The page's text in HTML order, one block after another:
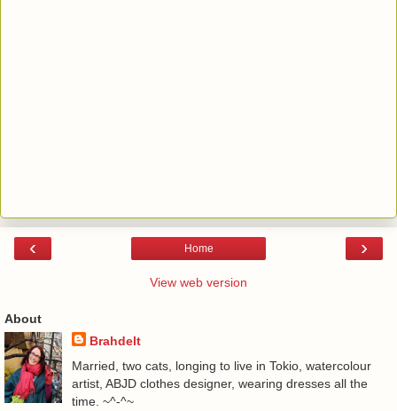
‹ ›
Home
View web version
About
Brahdelt
Married, two cats, longing to live in Tokio, watercolour
artist, ABJD clothes designer, wearing dresses all the
time. ~^-^~